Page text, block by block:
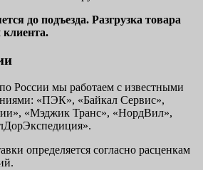
до подъезда. Разгрузка товара
клиента.
России мы работаем с известными
«ПЭК», «Байкал Сервис»,
«Мэджик Транс», «НордВил»,
определяется согласно расценкам